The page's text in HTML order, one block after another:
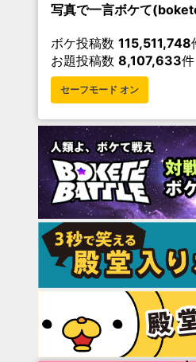
写真で一言ボケて
ボケ投稿数 115,511,748
お題投稿数 8,107,633件
セーフモード オン